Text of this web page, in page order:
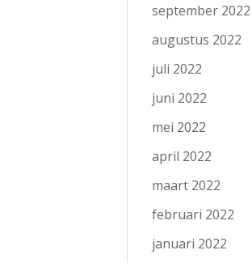
september 2022
augustus 2022
juli 2022
juni 2022
mei 2022
april 2022
maart 2022
februari 2022
januari 2022